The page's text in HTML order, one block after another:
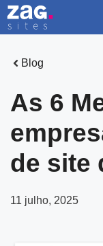
Pular
para
conteúdo
Blog
As 6
de site
11 julho, 2025